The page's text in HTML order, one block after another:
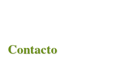
Contacto